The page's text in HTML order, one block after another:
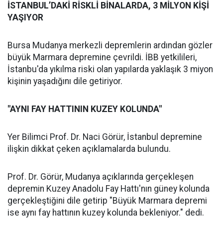
İSTANBUL’DAKİ RİSKLİ BİNALARDA, 3 MİLYON KİŞİ
YAŞIYOR
Bursa Mudanya merkezli depremlerin ardından gözler
büyük Marmara depremine çevrildi. İBB yetkilileri,
İstanbu'da yıkılma riski olan yapılarda yaklaşık 3 miyon
kişinin yaşadığını dile getiriyor.
"AYNI FAY HATTININ KUZEY KOLUNDA"
Yer Bilimci Prof. Dr. Naci Görür, İstanbul depremine
ilişkin dikkat çeken açıklamalarda bulundu.
Prof. Dr. Görür, Mudanya açıklarında gerçekleşen
depremin Kuzey Anadolu Fay Hattı'nın güney kolunda
gerçekleştiğini dile getirip "Büyük Marmara depremi
ise aynı fay hattının kuzey kolunda bekleniyor." dedi.